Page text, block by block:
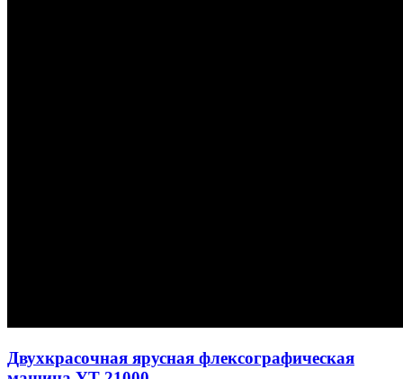
Двухкрасочная ярусная флексографическая